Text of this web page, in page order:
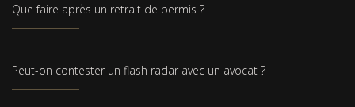
Que faire après un retrait de permis ?
Peut-on contester un flash radar avec un avocat ?